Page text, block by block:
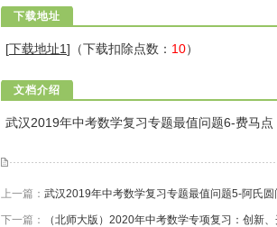
下载地址
[下载地址1]（下载扣除点数： 10）
文档介绍
武汉2019年中考数学复习专题最值问题6-费马点
上一篇： 武汉2019年中考数学复习专题最值问题5-阿氏圆
下一篇： （北师大版）2020年中考数学专项复习：创新